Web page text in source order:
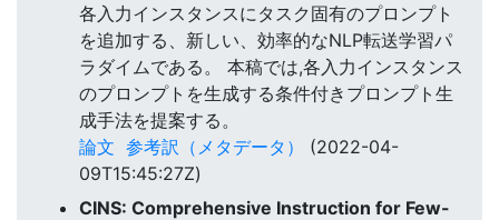
各入力インスタンスにタスク固有のプロンプト
を追加する、新しい、効率的なNLP転送学習パ
ラダイムである。 本稿では,各入力インスタンス
のプロンプトを生成する条件付きプロンプト生
成手法を提案する。
論文 参考訳（メタデータ）
(2022-04-
09T15:45:27Z)
CINS: Comprehensive Instruction for Few-